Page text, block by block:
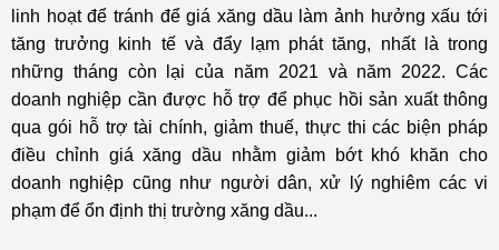
linh hoạt để tránh để giá xăng dầu làm ảnh hưởng xấu tới
tăng trưởng kinh tế và đẩy lạm phát tăng, nhất là trong
những tháng còn lại của năm 2021 và năm 2022. Các
doanh nghiệp cần được hỗ trợ để phục hồi sản xuất thông
qua gói hỗ trợ tài chính, giảm thuế, thực thi các biện pháp
điều chỉnh giá xăng dầu nhằm giảm bớt khó khăn cho
doanh nghiệp cũng như người dân, xử lý nghiêm các vi
phạm để ổn định thị trường xăng dầu...